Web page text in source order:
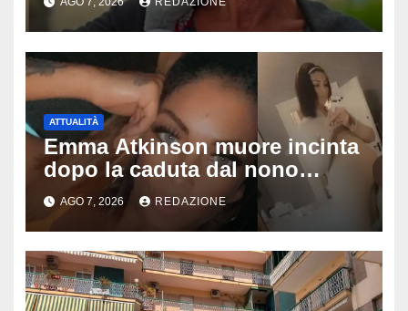
dopo video, intercettazioni e
pedinamenti
ATTUALITÀ
Emma Atkinson muore incinta
dopo la caduta dal nono
piano: la figlia nasce 30 minuti
dopo e sta bene
AGO 7, 2026 REDAZIONE